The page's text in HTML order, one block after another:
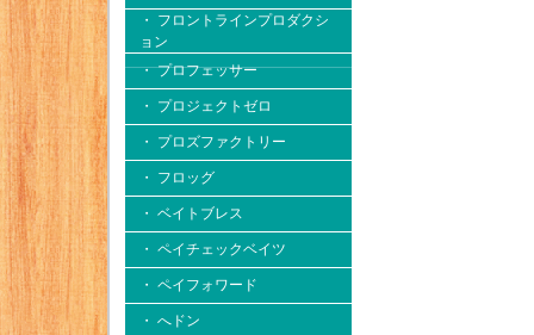
・ フロントラインプロダクシ
ョン
・ プロフェッサー
・ プロジェクトゼロ
・ プロズファクトリー
・ フロッグ
・ ベイトブレス
・ ペイチェックベイツ
・ ペイフォワード
・ へドン